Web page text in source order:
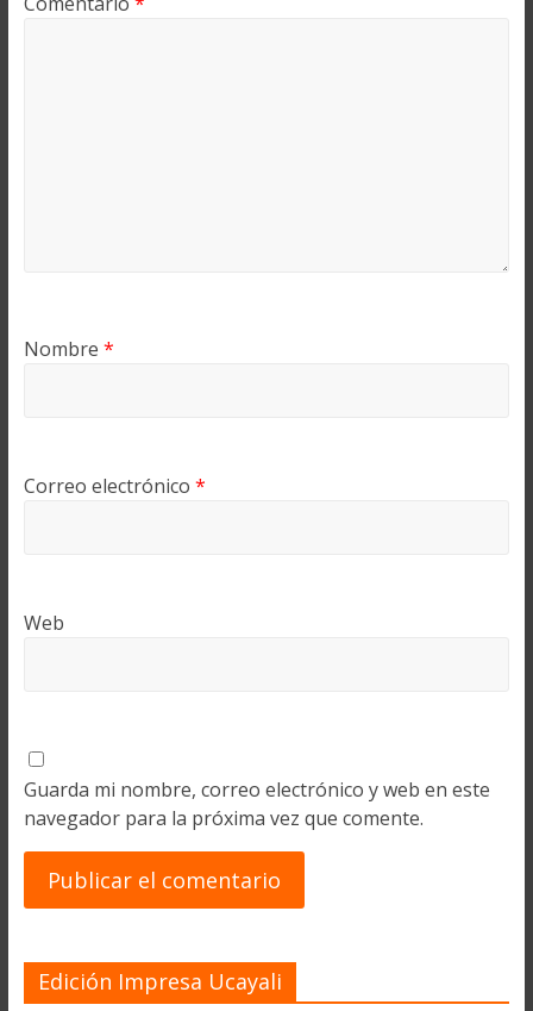
Nombre *
Correo electrónico *
Web
Guarda mi nombre, correo electrónico y web en este
navegador para la próxima vez que comente.
Edición Impresa Ucayali